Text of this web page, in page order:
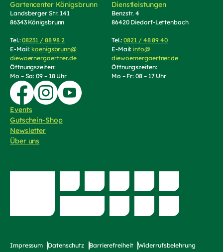
Zur Facebook-Seite von Die Wörnergärtner
Zur Instagram-Seite von die Wörnergärtner
Zum YouTube-Kanal von Die Wörnergärtner
Events
Gutschein-Shop(externer Link, öffnet in neuem Tab)
Newsletter
Über uns
Gartencenter Königsbrunn
Landsberger Str. 141
86343 Königsbrunn
Tel.:08231 / 88 98 2 (Telefonnummer anrufen)
E-Mail:koenigsbrunn@
diewoernergaertner.de(E-Mail schreiben, öffnet Mail-Programm)
Öffnungszeiten:
Mo – Sa: 09 – 18 Uhr
Dienstleistungen
Benzstr. 4
86420 Diedorf-Lettenbach
Tel.:0821 / 48 89 40(Telefonnummer
E-Mail: info@
diewoernergaertner.de(E-Mail
Öffnungszeiten:
Mo – Fr: 08 – 17 Uhr
Zur Website von "grün erleben"
Zur Website
bayerischer
Zur Website von die Raumbegrüner
Impressum Datenschutz Barrierefreiheit Widerrufsbelehrung